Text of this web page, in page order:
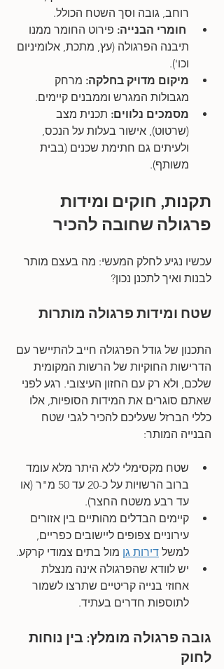
רוחב, גובה וסך השטח הכולל.
חומרי הבנייה: פירוט החומר ממנו
תיבנה הפרגולה (עץ, מתכת, אלומיניום
וכו').
מיקום מדויק בחלקה: מרחק
מגבולות המגרש וממבנים קיימים.
מסמכים נלווים: תכנית מצב
(שרטוט), אישור בעלות על הנכס,
ולעיתים גם חתימת שכנים (בבית
משותף).
תקנות, חוקים ומידות
פרגולה שחובה להכיר
עכשיו נגיע לחלק המעשי: מה בעצם מותר
לבנות ואיך לתכנן נכון?
שטח ומידות פרגולה מותרות
התכנון של גודל הפרגולה חייב להתיישר עם
הדרישות החוקיות של הרשות המקומית
שלכם, ולא רק עם החזון העיצובי. רגע לפני
שאתם סוגרים את המידות הסופיות, אלו
כללי הברזל שעליכם להכיר לגבי שטח
הבנייה המותר:
שטח מקסימלי ללא היתר מלא עומד
ברוב הרשויות על כ-20 עד 50 מ"ר (או
עד רבע משטח החצר).
קיימים הבדלים מהותיים בין אזורים
עירוניים צפופים ליישובים כפריים,
למשל דירות גן מול בתים צמודי קרקע.
יש לוודא שהפרגולה אינה מנצלת
אחוזי בנייה קריטיים שתרצו לשמור
לתוספות חדרים בעתיד.
גובה פרגולה מומלץ: בין נוחות
לחוק